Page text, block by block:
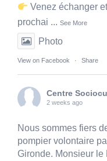
Venez échanger
prochai ... See More
Photo
View on Facebook · Share
Centre
2 weeks ago
Nous sommes fiers
pompier volontaire
Gironde. Monsieur